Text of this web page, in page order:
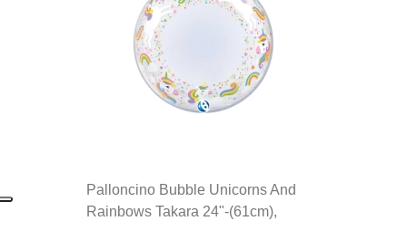
Palloncino Bubble Unicorns And
Rainbows Takara 24"-(61cm),